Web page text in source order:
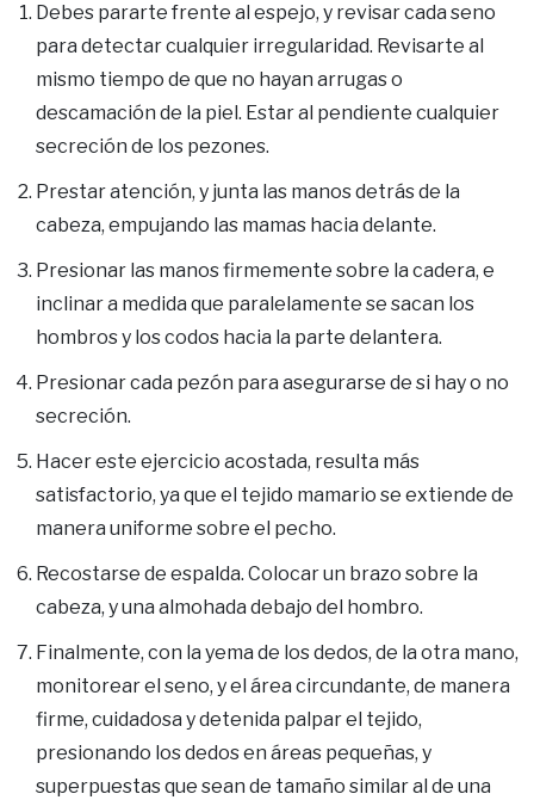
Debes pararte frente al espejo, y revisar cada seno
para detectar cualquier irregularidad. Revisarte al
mismo tiempo de que no hayan arrugas o
descamación de la piel. Estar al pendiente cualquier
secreción de los pezones.
Prestar atención, y junta las manos detrás de la
cabeza, empujando las mamas hacia delante.
Presionar las manos firmemente sobre la cadera, e
inclinar a medida que paralelamente se sacan los
hombros y los codos hacia la parte delantera.
Presionar cada pezón para asegurarse de si hay o no
secreción.
Hacer este ejercicio acostada, resulta más
satisfactorio, ya que el tejido mamario se extiende de
manera uniforme sobre el pecho.
Recostarse de espalda. Colocar un brazo sobre la
cabeza, y una almohada debajo del hombro.
Finalmente, con la yema de los dedos, de la otra mano,
monitorear el seno, y el área circundante, de manera
firme, cuidadosa y detenida palpar el tejido,
presionando los dedos en áreas pequeñas, y
superpuestas que sean de tamaño similar al de una